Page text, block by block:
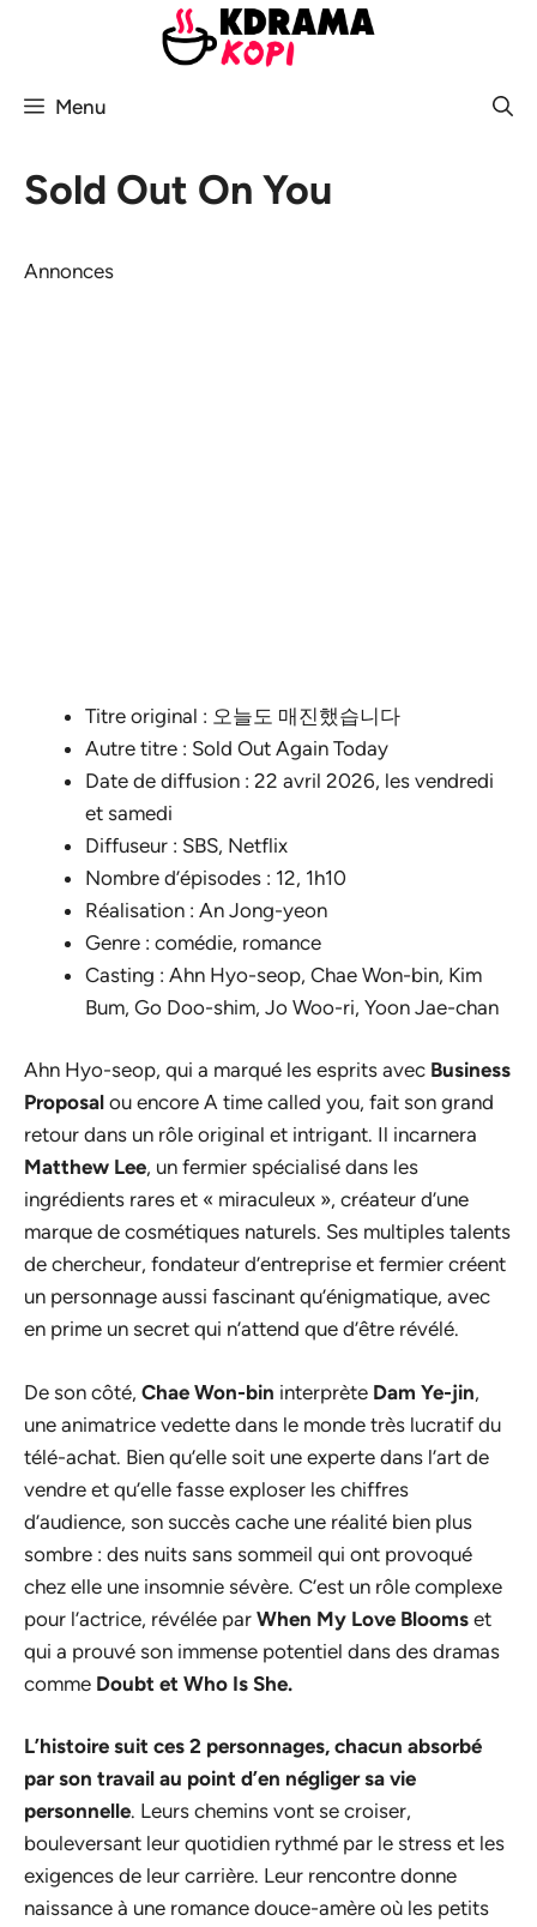
Menu
Sold Out On You
Annonces
Titre original : 오늘도 매진했습니다
Autre titre : Sold Out Again Today
Date de diffusion : 22 avril 2026, les vendredi
et samedi
Diffuseur : SBS, Netflix
Nombre d’épisodes : 12, 1h10
Réalisation : An Jong-yeon
Genre : comédie, romance
Casting : Ahn Hyo-seop, Chae Won-bin, Kim
Bum, Go Doo-shim, Jo Woo-ri, Yoon Jae-chan
Ahn Hyo-seop, qui a marqué les esprits avec Business
Proposal ou encore A time called you, fait son grand
retour dans un rôle original et intrigant. Il incarnera
Matthew Lee, un fermier spécialisé dans les
ingrédients rares et « miraculeux », créateur d’une
marque de cosmétiques naturels. Ses multiples talents
de chercheur, fondateur d’entreprise et fermier créent
un personnage aussi fascinant qu’énigmatique, avec
en prime un secret qui n’attend que d’être révélé.
De son côté, Chae Won-bin interprète Dam Ye-jin,
une animatrice vedette dans le monde très lucratif du
télé-achat. Bien qu’elle soit une experte dans l’art de
vendre et qu’elle fasse exploser les chiffres
d’audience, son succès cache une réalité bien plus
sombre : des nuits sans sommeil qui ont provoqué
chez elle une insomnie sévère. C’est un rôle complexe
pour l’actrice, révélée par When My Love Blooms et
qui a prouvé son immense potentiel dans des dramas
comme Doubt et Who Is She.
L’histoire suit ces 2 personnages, chacun absorbé
par son travail au point d’en négliger sa vie
personnelle. Leurs chemins vont se croiser,
bouleversant leur quotidien rythmé par le stress et les
exigences de leur carrière. Leur rencontre donne
naissance à une romance douce-amère où les petits